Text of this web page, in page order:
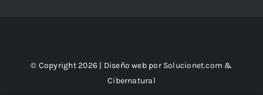
© Copyright 2026 | Diseño web por Solucionet.com &
Cibernatural